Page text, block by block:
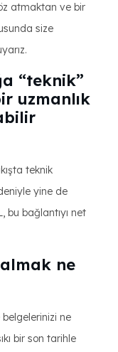
atmaktan ve bir
size
“teknik”
uzmanlık
teknik
yine de
bu bağlantıyı net
ne
ne
bir son tarihle